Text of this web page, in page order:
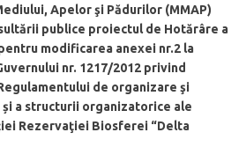
Apelor şi Pădurilor (MMAP)
publice proiectul de Hotărâre a
modificarea anexei nr.2 la
nr. 1217/2012 privind
de organizare şi
a structurii organizatorice ale
Rezervaţiei Biosferei “Delta